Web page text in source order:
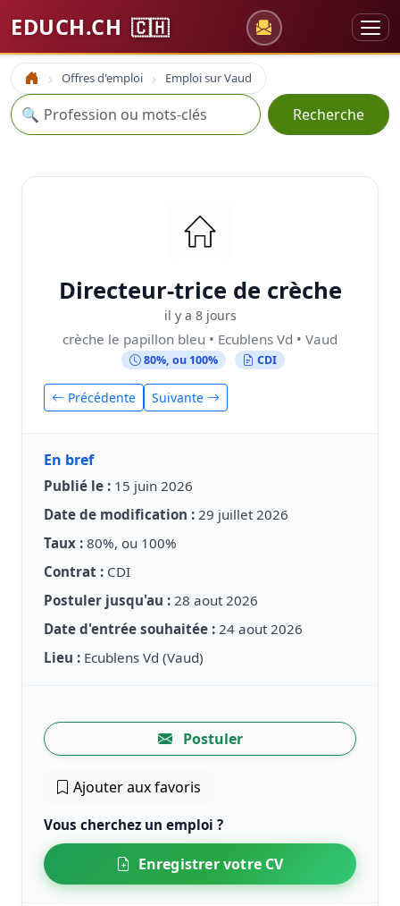
EDUCH.CH 🇨🇭
Accueil Offres d'emploi Emploi sur Vaud
Recherche
🔍 Recherche
Directeur-trice de crèche
il y a 8 jours
crèche le papillon bleu • Ecublens Vd • Vaud
80%, ou 100% CDI
Précédente Suivante
En bref
Publié le : 15 juin 2026
Date de modification : 29 juillet 2026
Taux : 80%, ou 100%
Contrat : CDI
Postuler jusqu'au : 28 aout 2026
Date d'entrée souhaitée : 24 aout 2026
Lieu : Ecublens Vd (Vaud)
Postuler
Ajouter aux favoris
Vous cherchez un emploi ?
Enregistrer votre CV